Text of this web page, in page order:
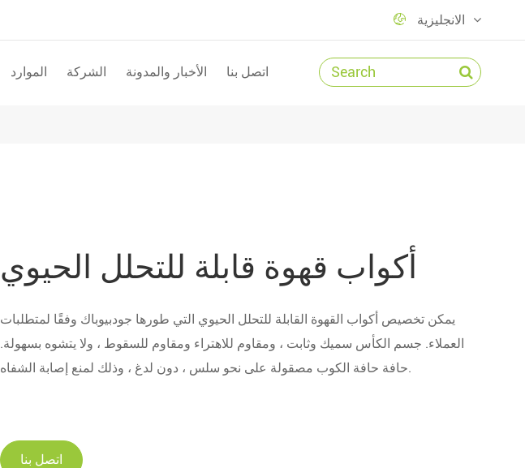
 الانجليزية
الموارد الشركة الأخبار والمدونة اتصل بنا
أكواب قهوة قابلة للتحلل الحيوي
يمكن تخصيص أكواب القهوة القابلة للتحلل الحيوي التي طورها جودبيوباك وفقًا لمتطلبات
العملاء. جسم الكأس سميك وثابت ، ومقاوم للاهتراء ومقاوم للسقوط ، ولا يتشوه بسهولة.
حافة حافة الكوب مصقولة على نحو سلس ، دون لدغ ، وذلك لمنع إصابة الشفاه.
اتصل بنا